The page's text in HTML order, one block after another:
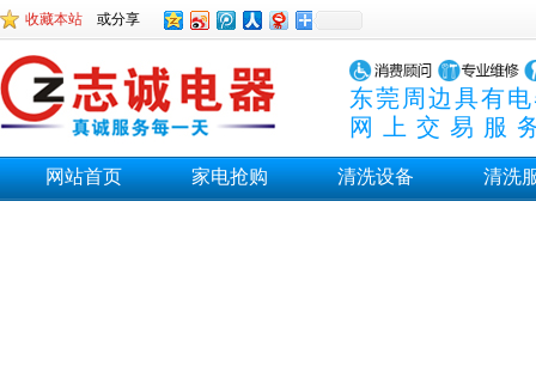
收藏本站 或分享
东莞周边具有
网上交易服
网站首页 家电抢购 清洗设备 清洗